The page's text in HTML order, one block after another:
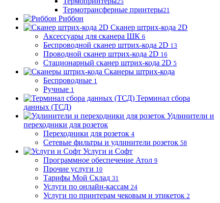
Термотрансферные принтеры21
Риббон
Сканер штрих-кода 2D
Аксессуары для сканера ШК 6
Беспроводной сканер штрих-кода 2D 13
Проводной сканер штрих-кода 2D 16
Стационарный сканер штрих-кода 2D 5
Сканеры штрих-кода
Беспроводные 1
Ручные 1
Терминал сбора
данных (ТСД)
Удлинители и
переходники для розеток
Переходники для розеток 4
Сетевые фильтры и удлинители розеток 58
Услуги и Софт
Программное обеспечение Атол 9
Прочие услуги 10
Тарифы Мой Склад 31
Услуги по онлайн-кассам 24
Услуги по принтерам чековым и этикеток 2